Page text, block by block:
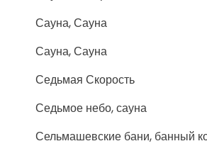
Сауна, Сауна
Сауна, Сауна
Седьмая Скорость
Седьмое небо, сауна
Сельмашевские бани, банный